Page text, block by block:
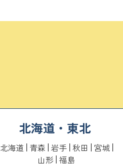
北海道・東北
北海道 青森 岩手 秋田
宮城
山形 福島